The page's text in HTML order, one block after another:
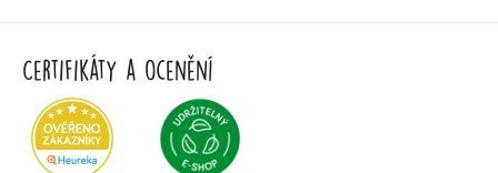
Certifikáty a ocenění